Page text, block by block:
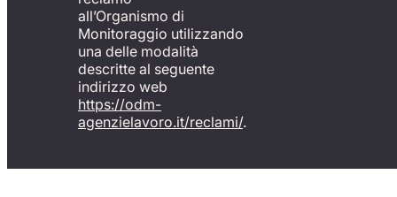
all’Organismo di
Monitoraggio utilizzando
una delle modalità
descritte al seguente
indirizzo web
https://odm-
agenzielavoro.it/reclami/.